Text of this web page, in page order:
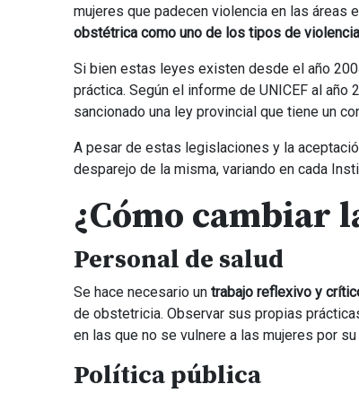
mujeres que padecen violencia en las áreas
obstétrica como uno de los tipos de
Si bien estas leyes existen desde el año
práctica. Según el informe de UNICEF al
sancionado una ley provincial que tiene un
A pesar de estas legislaciones y la
desparejo de la misma, variando en cada
¿Cómo cambiar
Personal de salud
Se hace necesario un trabajo reflexivo y
de obstetricia. Observar sus propias
en las que no se vulnere a las mujeres por
Política pública